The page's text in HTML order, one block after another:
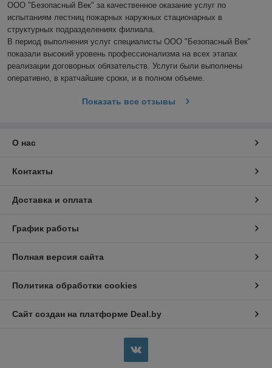
ООО "Безопасный Век" за качественное оказание услуг по
испытаниям лестниц пожарных наружных стационарных в
структурных подразделениях филиала.
В период выполнения услуг специалисты ООО "Безопасный Век"
показали высокий уровень профессионализма на всех этапах
реализации договорных обязательств. Услуги были выполнены
оперативно, в кратчайшие сроки, и в полном объеме.
Показать все отзывы
О нас
Контакты
Доставка и оплата
График работы
Полная версия сайта
Политика обработки cookies
Сайт создан на платформе Deal.by